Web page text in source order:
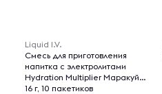
Liquid I.V.
Смесь для приготовления
напитка с электролитами
Hydration Multiplier Маракуйя,
16 г, 10 пакетиков